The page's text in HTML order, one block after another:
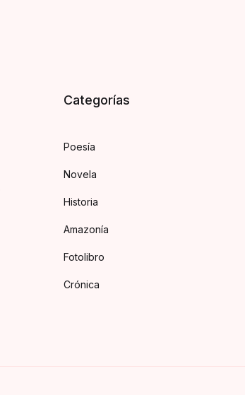
Categorías
Poesía
Novela
Historia
Amazonía
Fotolibro
Crónica